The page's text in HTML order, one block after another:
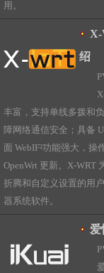
用。
X-
绍
丰富，支持单线多拨和
障网络通信安全；具备
面 WebIF²功能强大，
OpenWrt 更新。X-WRT
折腾和自定义设置的用
器系统软件。
爱